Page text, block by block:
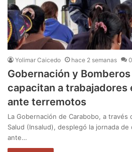
Yolimar Caicedo hace 2 semanas 0
Gobernación y
capacitan a trabajadores
ante terremotos
La Gobernación de Carabobo, a través
Salud (Insalud), desplegó la jornada de
ante…